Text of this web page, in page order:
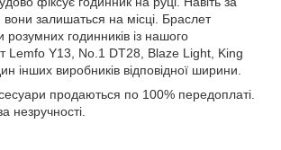
вони залишаться на місці. Браслет
розумних годинників із нашого
Lemfo Y13, No.1 DT28, Blaze Light, King
інших виробників відповідної ширини.
продаються по 100% передоплаті.
незручності.